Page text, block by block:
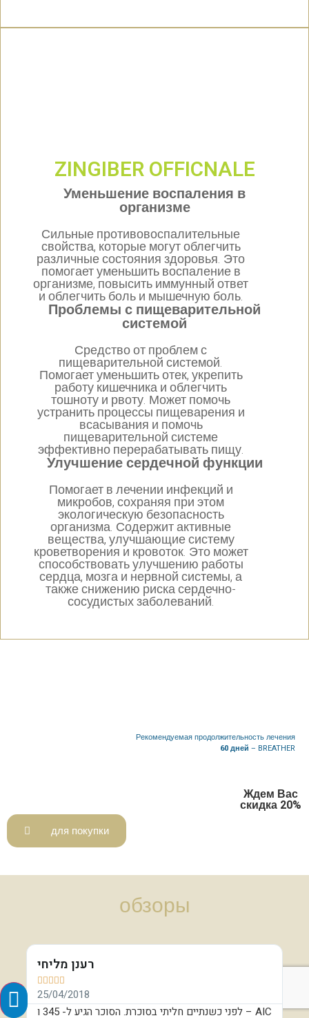
ZINGIBER OFFICNALE
Уменьшение воспаления в
организме
Сильные противовоспалительные
свойства, которые могут облегчить
различные состояния здоровья. Это
помогает уменьшить воспаление в
организме, повысить иммунный ответ
и облегчить боль и мышечную боль.
Проблемы с пищеварительной
системой
Средство от проблем с
пищеварительной системой.
Помогает уменьшить отек, укрепить
работу кишечника и облегчить
тошноту и рвоту. Может помочь
устранить процессы пищеварения и
всасывания и помочь
пищеварительной системе
эффективно перерабатывать пищу.
Улучшение сердечной функции
Помогает в лечении инфекций и
микробов, сохраняя при этом
экологическую безопасность
организма. Содержит активные
вещества, улучшающие систему
кроветворения и кровоток. Это может
способствовать улучшению работы
сердца, мозга и нервной системы, а
также снижению риска сердечно-
сосудистых заболеваний.
Рекомендуемая продолжительность лечения
60 дней – BREATHER
для покупки
обзоры
רענן מליחי
    
25/04/2018
לפני כשנתיים חליתי בסוכרת. הסוכר הגיע ל- 345 ו – AIC
Ждем Вас
скидка 20%